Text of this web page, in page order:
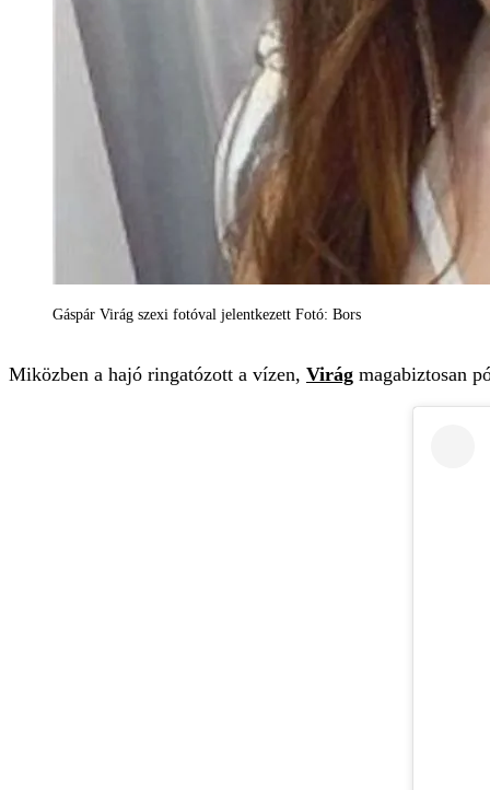
Gáspár Virág szexi fotóval jelentkezett Fotó: Bors
Miközben a hajó ringatózott a vízen, Virág magabiztosan